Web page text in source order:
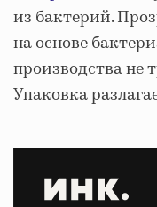
из бактерий.
на основе
производства не
Упаковка